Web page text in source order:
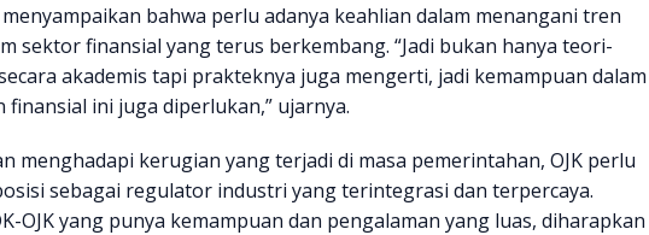
bahwa perlu adanya keahlian dalam menangani tren
sektor finansial yang terus berkembang. “Jadi bukan hanya teori-
akademis tapi prakteknya juga mengerti, jadi kemampuan dalam
ini juga diperlukan,” ujarnya.
menghadapi kerugian yang terjadi di masa pemerintahan, OJK perlu
sebagai regulator industri yang terintegrasi dan terpercaya.
OJK yang punya kemampuan dan pengalaman yang luas, diharapkan